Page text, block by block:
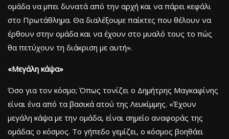
ομάδα να μπει δυνατά από την αρχή και να πάρει κεφάλι
στο Πρωτάθλημα. Θα διαλέξουμε παίκτες που θέλουν να
έρθουν στην ομάδα και να έχουν στο μυαλό τους το πώς
θα πετύχουν τη διάκριση με αυτή».
«Μεγάλη κάψα»
Όσο για τον κόσμο; Όπως τονίζει ο Δημήτρης Μαγκαφίνης
είναι ένα από τα βασικά ατού της Λευκίμμης. «Έχουν
μεγάλη κάψα με την ομάδα, είναι σημείο αναφοράς της
ομάδας ο κόσμος. Το γήπεδο γεμίζει, ο κόσμος βοηθάει